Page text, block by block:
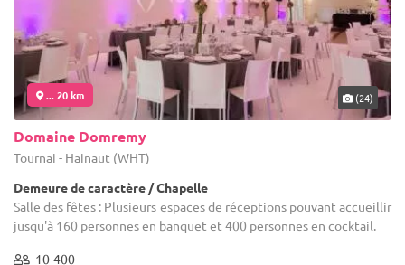
... 20 km (24)
Domaine Domremy
Tournai - Hainaut (WHT)
Demeure de caractère / Chapelle
Salle des fêtes : Plusieurs espaces de réceptions pouvant accueillir
jusqu'à 160 personnes en banquet et 400 personnes en cocktail.
10-400